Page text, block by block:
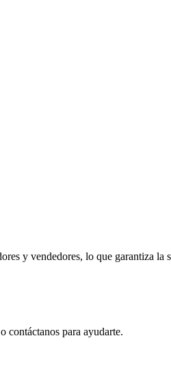
y vendedores, lo que garantiza la
contáctanos para ayudarte.